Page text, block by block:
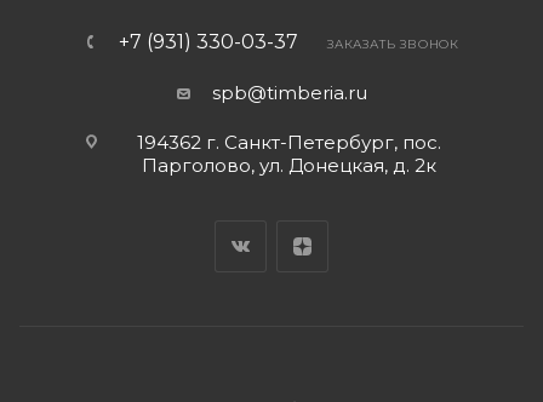
+7 (931) 330-03-37 ЗАКАЗАТЬ ЗВОНОК
spb@timberia.ru
194362 г. Санкт-Петербург, пос.
Парголово, ул. Донецкая, д. 2к